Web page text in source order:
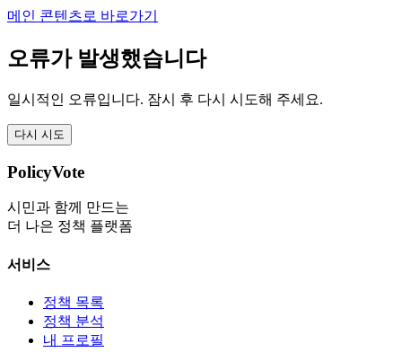
메인 콘텐츠로 바로가기
오류가 발생했습니다
일시적인 오류입니다. 잠시 후 다시 시도해 주세요.
다시 시도
PolicyVote
시민과 함께 만드는
더 나은 정책 플랫폼
서비스
정책 목록
정책 분석
내 프로필